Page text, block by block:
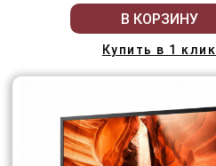
В КОРЗИНУ
Купить в 1 клик